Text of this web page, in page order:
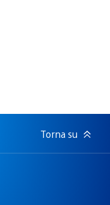
Torna su